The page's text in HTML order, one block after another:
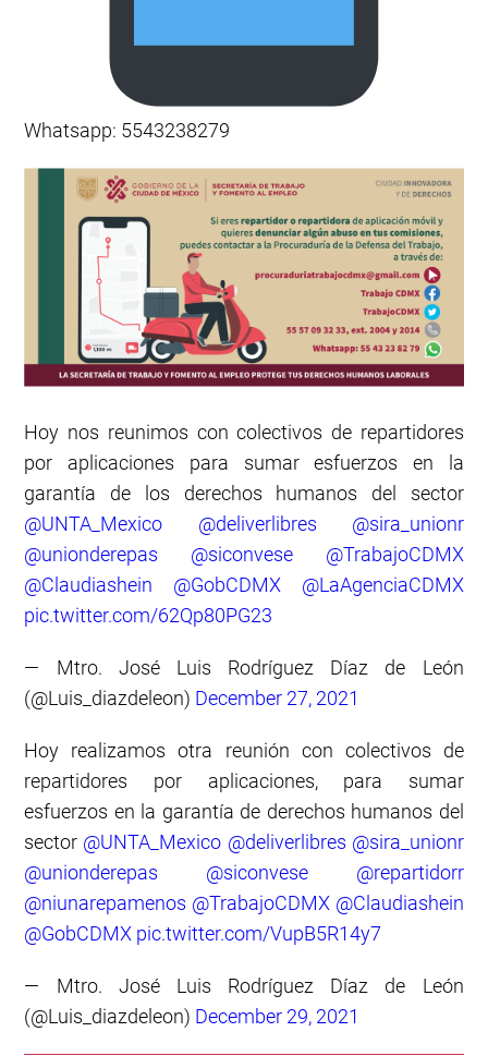
Whatsapp: 5543238279
Hoy nos reunimos con colectivos de repartidores
por aplicaciones para sumar esfuerzos en la
garantía de los derechos humanos del sector
@UNTA_Mexico
@deliverlibres
@sira_unionr
@unionderepas
@siconvese
@TrabajoCDMX
@Claudiashein
@GobCDMX
@LaAgenciaCDMX
pic.twitter.com/62Qp80PG23
— Mtro. José Luis Rodríguez Díaz de León
(@Luis_diazdeleon) December 27, 2021
Hoy realizamos otra reunión con colectivos de
repartidores por aplicaciones, para sumar
esfuerzos en la garantía de derechos humanos del
sector @UNTA_Mexico @deliverlibres @sira_unionr
@unionderepas
@siconvese
@repartidorr
@niunarepamenos @TrabajoCDMX @Claudiashein
@GobCDMX pic.twitter.com/VupB5R14y7
— Mtro. José Luis Rodríguez Díaz de León
(@Luis_diazdeleon) December 29, 2021